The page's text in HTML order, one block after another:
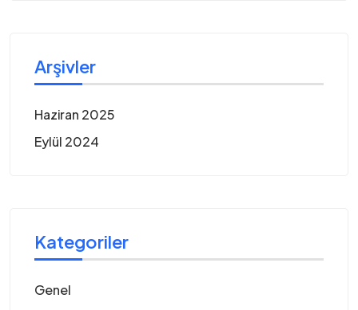
Arşivler
Haziran 2025
Eylül 2024
Kategoriler
Genel